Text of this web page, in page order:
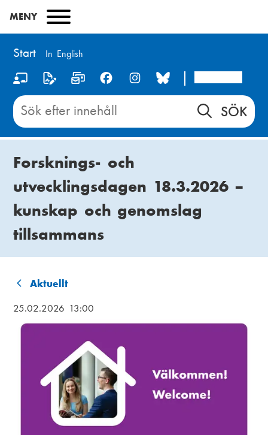
huvudinnehåll
Start In English
S
o
c
a
l
m
e
m
Sök
innehåll
på
MENY
Forsknings- och
utvecklingsdagen 18.3.2026 –
kunskap och genomslag
tillsammans
Aktuellt
25.02.2026 13:00